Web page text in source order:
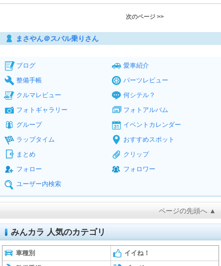
次のページ >>
まさやん＠スバル乗りさん
ブログ
愛車紹介
整備手帳
パーツレビュー
クルマレビュー
何シテル？
フォトギャラリー
フォトアルバム
グループ
イベントカレンダー
ラップタイム
おすすめスポット
まとめ
クリップ
フォロー
フォロワー
ユーザー内検索
ページの先頭へ ▲
みんカラ 人気のカテゴリ
車種別 イイね！